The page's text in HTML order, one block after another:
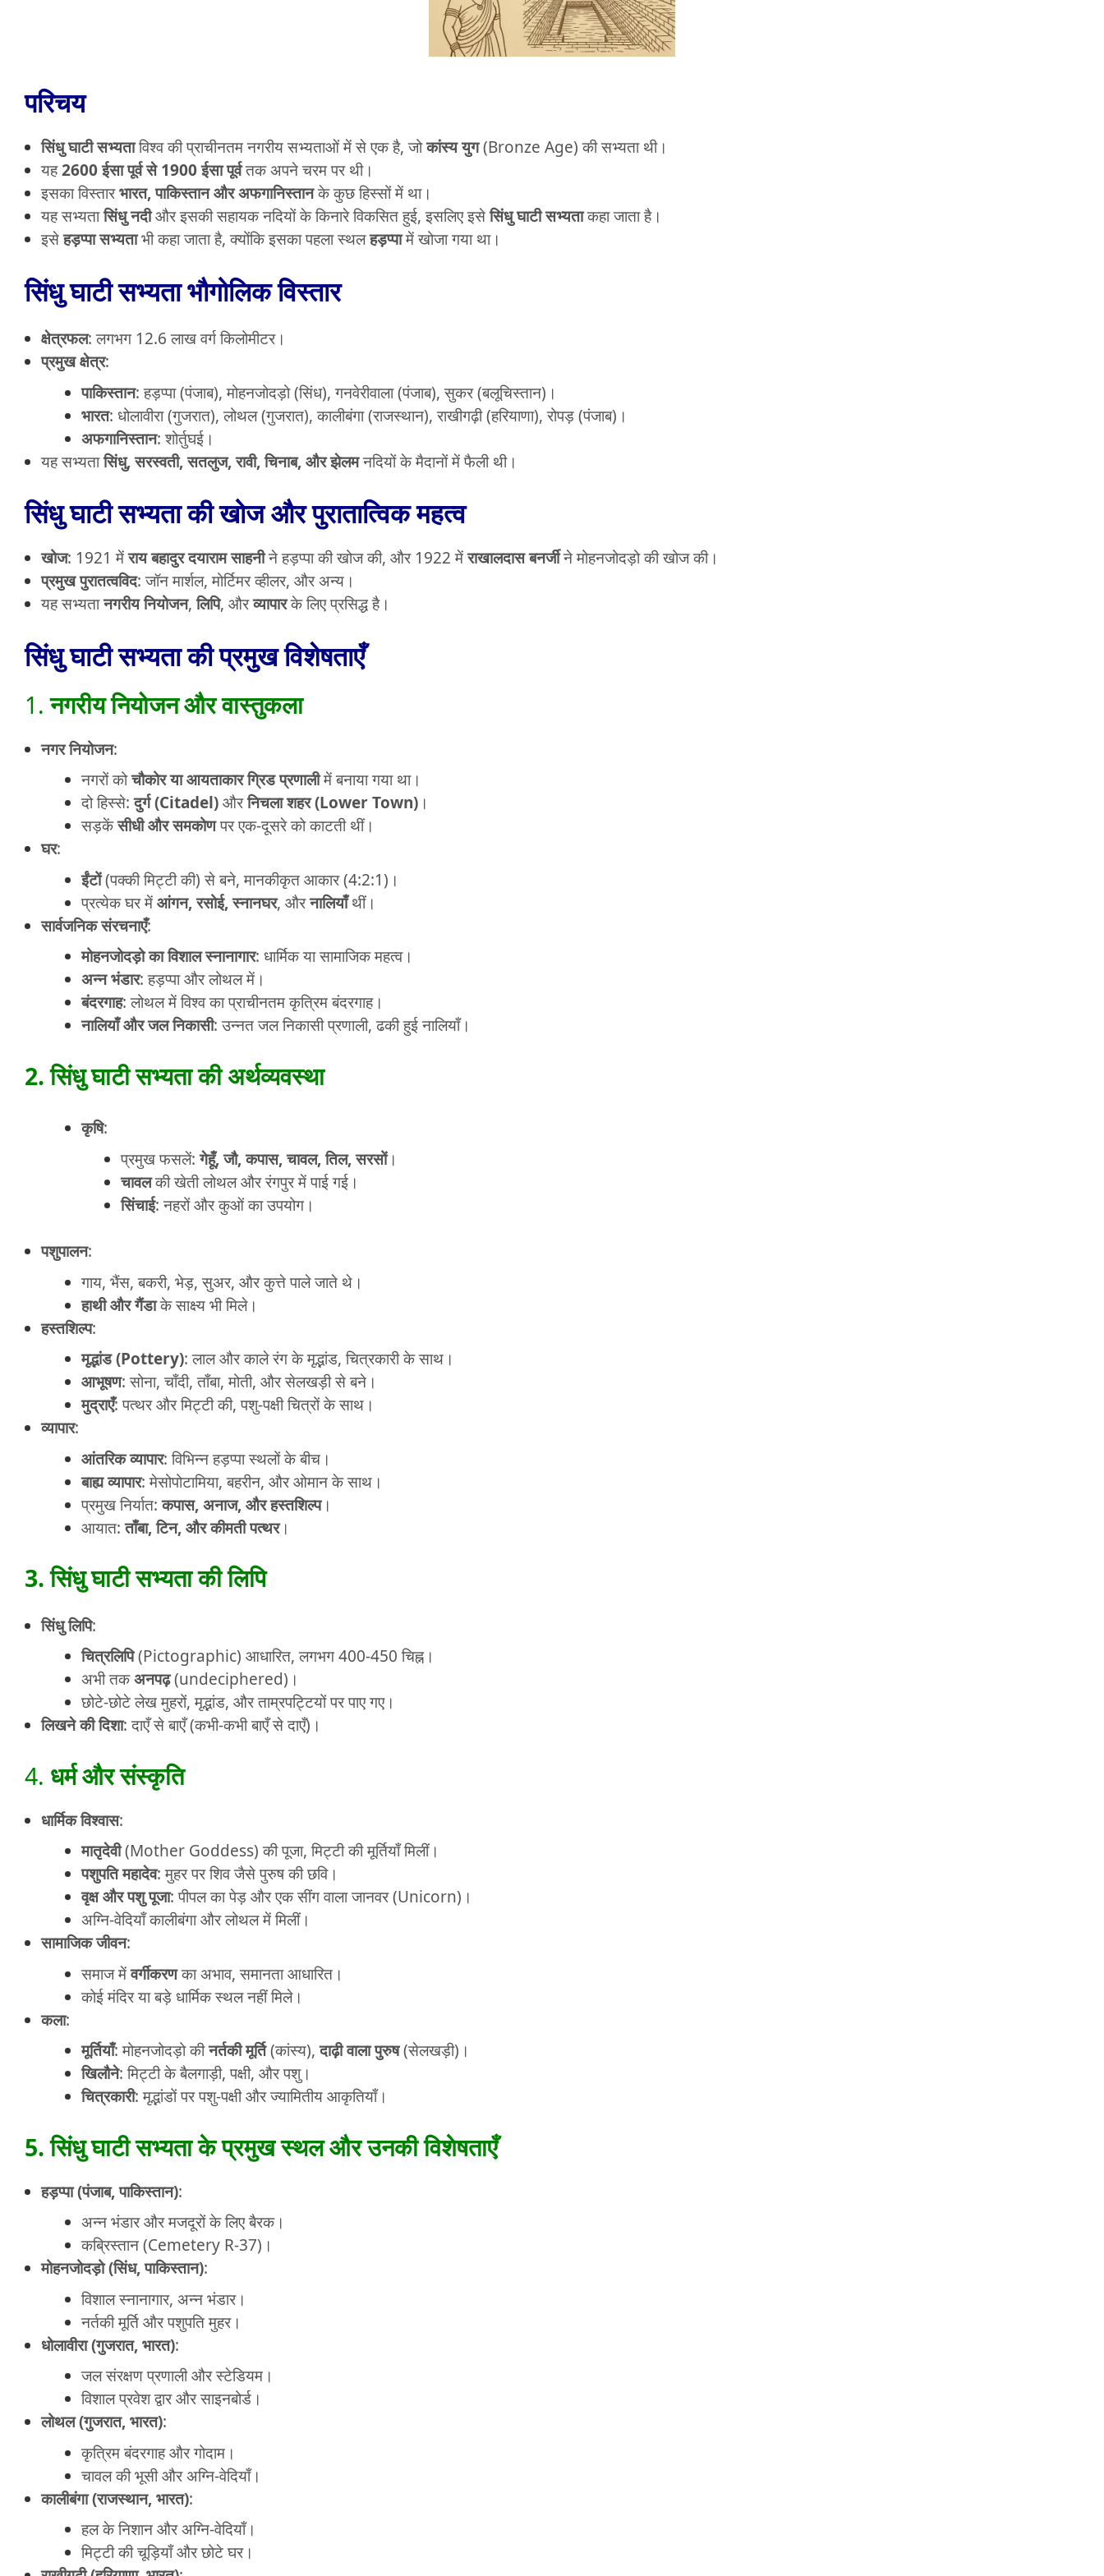
परिचय
सिंधु घाटी सभ्यताविश्व की प्राचीनतम नगरीय सभ्यताओं में से एक है, जोकांस्य युग(Bronze Age) की सभ्यता थी।
यह2600 ईसा पूर्व से 1900 ईसा पूर्वतक अपने चरम पर थी।
इसका विस्तारभारत, पाकिस्तान और अफगानिस्तानके कुछ हिस्सों में था।
यह सभ्यतासिंधु नदीऔर इसकी सहायक नदियों के किनारे विकसित हुई, इसलिए इसेसिंधु घाटी सभ्यताकहा जाता है।
इसेहड़प्पा सभ्यताभी कहा जाता है, क्योंकि इसका पहला स्थलहड़प्पामें खोजा गया था।
सिंधु घाटी सभ्यता भौगोलिक विस्तार
क्षेत्रफल: लगभग 12.6 लाख वर्ग किलोमीटर।
प्रमुख क्षेत्र:
पाकिस्तान: हड़प्पा (पंजाब), मोहनजोदड़ो (सिंध), गनवेरीवाला (पंजाब), सुकर (बलूचिस्तान)।
भारत: धोलावीरा (गुजरात), लोथल (गुजरात), कालीबंगा (राजस्थान), राखीगढ़ी (हरियाणा), रोपड़ (पंजाब)।
अफगानिस्तान: शोर्तुघई।
यह सभ्यतासिंधु, सरस्वती, सतलुज, रावी, चिनाब, और झेलमनदियों के मैदानों में फैली थी।
सिंधु घाटी सभ्यता की खोज और पुरातात्विक महत्व
खोज: 1921 मेंराय बहादुर दयाराम साहनीने हड़प्पा की खोज की, और 1922 मेंराखालदास बनर्जीने मोहनजोदड़ो की खोज की।
प्रमुख पुरातत्वविद: जॉन मार्शल, मोर्टिमर व्हीलर, और अन्य।
यह सभ्यतानगरीय नियोजन,लिपि, औरव्यापारके लिए प्रसिद्ध है।
सिंधु घाटी सभ्यता की प्रमुख विशेषताएँ
1.नगरीय नियोजन और वास्तुकला
नगर नियोजन:
नगरों कोचौकोर या आयताकार ग्रिड प्रणालीमें बनाया गया था।
दो हिस्से:दुर्ग (Citadel)औरनिचला शहर (Lower Town)।
सड़केंसीधी और समकोणपर एक-दूसरे को काटती थीं।
घर:
ईंटों(पक्की मिट्टी की) से बने, मानकीकृत आकार (4:2:1)।
प्रत्येक घर मेंआंगन, रसोई, स्नानघर, औरनालियाँथीं।
सार्वजनिक संरचनाएँ:
मोहनजोदड़ो का विशाल स्नानागार: धार्मिक या सामाजिक महत्व।
अन्न भंडार: हड़प्पा और लोथल में।
बंदरगाह: लोथल में विश्व का प्राचीनतम कृत्रिम बंदरगाह।
नालियाँ और जल निकासी: उन्नत जल निकासी प्रणाली, ढकी हुई नालियाँ।
2. सिंधु घाटी सभ्यता की अर्थव्यवस्था
कृषि:
प्रमुख फसलें:गेहूँ, जौ, कपास, चावल, तिल, सरसों।
चावलकी खेती लोथल और रंगपुर में पाई गई।
सिंचाई: नहरों और कुओं का उपयोग।
पशुपालन:
गाय, भैंस, बकरी, भेड़, सुअर, और कुत्ते पाले जाते थे।
हाथी और गैंडाके साक्ष्य भी मिले।
हस्तशिल्प:
मृद्भांड (Pottery): लाल और काले रंग के मृद्भांड, चित्रकारी के साथ।
आभूषण: सोना, चाँदी, ताँबा, मोती, और सेलखड़ी से बने।
मुद्राएँ: पत्थर और मिट्टी की, पशु-पक्षी चित्रों के साथ।
व्यापार:
आंतरिक व्यापार: विभिन्न हड़प्पा स्थलों के बीच।
बाह्य व्यापार: मेसोपोटामिया, बहरीन, और ओमान के साथ।
प्रमुख निर्यात:कपास, अनाज, और हस्तशिल्प।
आयात:ताँबा, टिन, और कीमती पत्थर।
3. सिंधु घाटी सभ्यता की लिपि
सिंधु लिपि:
चित्रलिपि(Pictographic) आधारित, लगभग 400-450 चिह्न।
अभी तकअनपढ़(undeciphered)।
छोटे-छोटे लेख मुहरों, मृद्भांड, और ताम्रपट्टियों पर पाए गए।
लिखने की दिशा: दाएँ से बाएँ (कभी-कभी बाएँ से दाएँ)।
4. धर्म और संस्कृति
धार्मिक विश्वास:
मातृदेवी(Mother Goddess) की पूजा, मिट्टी की मूर्तियाँ मिलीं।
पशुपति महादेव: मुहर पर शिव जैसे पुरुष की छवि।
वृक्ष और पशु पूजा: पीपल का पेड़ और एक सींग वाला जानवर (Unicorn)।
अग्नि-वेदियाँ कालीबंगा और लोथल में मिलीं।
सामाजिक जीवन:
समाज मेंवर्गीकरणका अभाव, समानता आधारित।
कोई मंदिर या बड़े धार्मिक स्थल नहीं मिले।
कला:
मूर्तियाँ: मोहनजोदड़ो कीनर्तकी मूर्ति(कांस्य),दाढ़ी वाला पुरुष(सेलखड़ी)।
खिलौने: मिट्टी के बैलगाड़ी, पक्षी, और पशु।
चित्रकारी: मृद्भांडों पर पशु-पक्षी और ज्यामितीय आकृतियाँ।
5. सिंधु घाटी सभ्यता के प्रमुख स्थल और उनकी विशेषताएँ
हड़प्पा (पंजाब, पाकिस्तान):
अन्न भंडार और मजदूरों के लिए बैरक।
कब्रिस्तान (Cemetery R-37)।
मोहनजोदड़ो (सिंध, पाकिस्तान):
विशाल स्नानागार, अन्न भंडार।
नर्तकी मूर्ति और पशुपति मुहर।
धोलावीरा (गुजरात, भारत):
जल संरक्षण प्रणाली और स्टेडियम।
विशाल प्रवेश द्वार और साइनबोर्ड।
लोथल (गुजरात, भारत):
कृत्रिम बंदरगाह और गोदाम।
चावल की भूसी और अग्नि-वेदियाँ।
कालीबंगा (राजस्थान, भारत):
हल के निशान और अग्नि-वेदियाँ।
मिट्टी की चूड़ियाँ और छोटे घर।